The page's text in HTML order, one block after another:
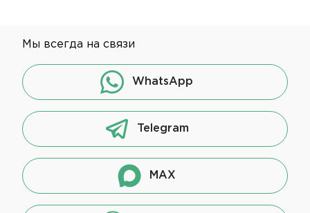
Мы всегда на связи
WhatsApp
Telegram
MAX